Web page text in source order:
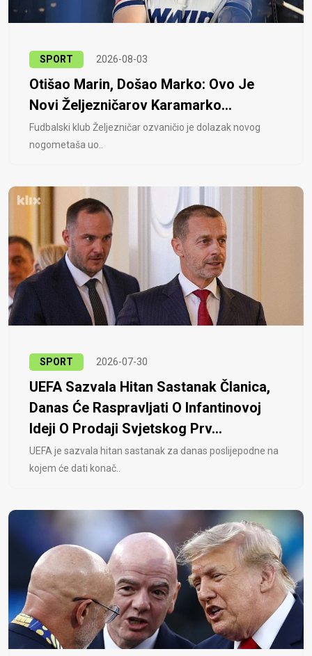
SPORT 2026-08-03
Otišao Marin, Došao Marko: Ovo Je
Novi Željezničarov Karamarko...
Fudbalski klub Željezničar ozvaničio je dolazak novog
nogometaša uo..
SPORT 2026-07-30
UEFA Sazvala Hitan Sastanak Članica,
Danas Će Raspravljati O Infantinovoj
Ideji O Prodaji Svjetskog Prv...
UEFA je sazvala hitan sastanak za danas poslijepodne na
kojem će dati konač..